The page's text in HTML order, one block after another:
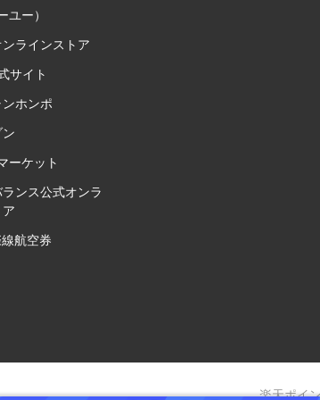
ユー）
ラインストア
サイト
ホンポ
ーケット
ンス公式オンラ
航空券
楽天ポイ